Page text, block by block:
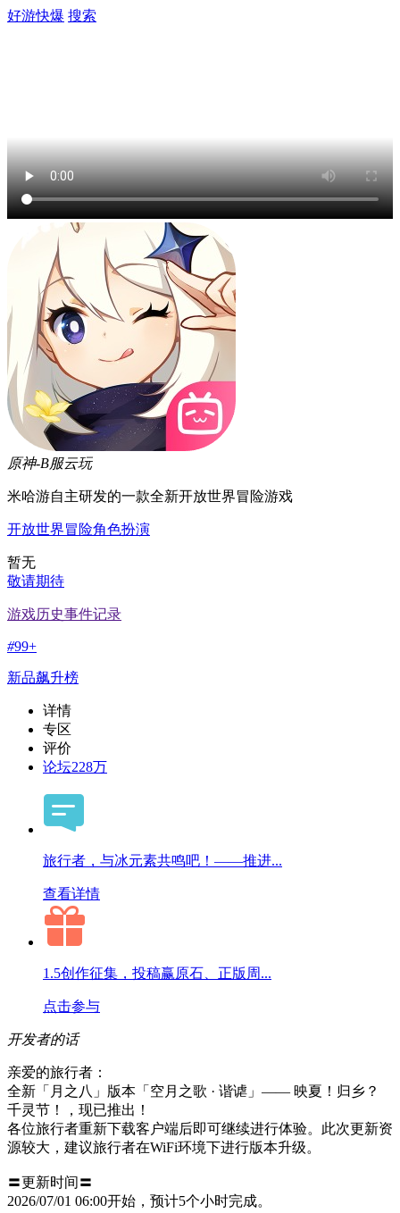
好游快爆 搜索
原神-B服云玩
米哈游自主研发的一款全新开放世界冒险游戏
开放世界冒险角色扮演
暂无
敬请期待
游戏历史事件记录
#99+
新品飙升榜
详情
专区
评价
论坛228万
旅行者，与冰元素共鸣吧！——推进...
查看详情
1.5创作征集，投稿赢原石、正版周...
点击参与
开发者的话
亲爱的旅行者：
全新「月之八」版本「空月之歌 · 谐谑」—— 映夏！归乡？
千灵节！，现已推出！
各位旅行者重新下载客户端后即可继续进行体验。此次更新资
源较大，建议旅行者在WiFi环境下进行版本升级。
〓更新时间〓
2026/07/01 06:00开始，预计5个小时完成。